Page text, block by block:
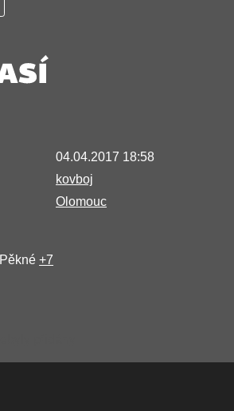
04.04.2017 18:58
kovboj
Olomouc
Pěkné+7